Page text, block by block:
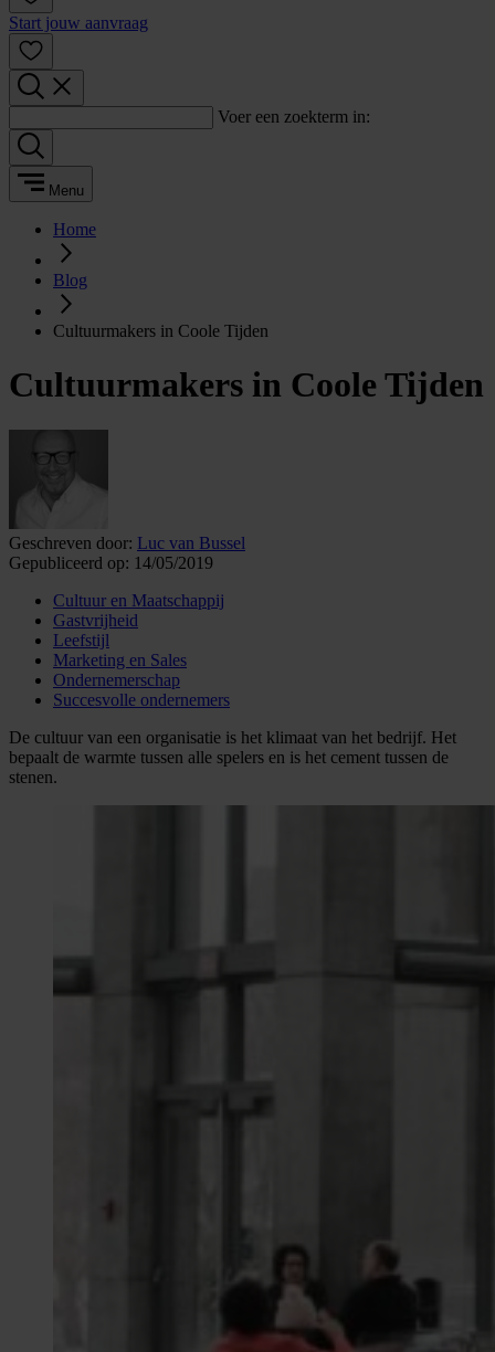
Start jouw aanvraag
Voer een zoekterm in:
Menu
Home
Blog
Cultuurmakers in Coole Tijden
Cultuurmakers in Coole Tijden
Geschreven door: Luc van Bussel
Gepubliceerd op: 14/05/2019
Cultuur en Maatschappij
Gastvrijheid
Leefstijl
Marketing en Sales
Ondernemerschap
Succesvolle ondernemers
De cultuur van een organisatie is het klimaat van het bedrijf. Het
bepaalt de warmte tussen alle spelers en is het cement tussen de
stenen.